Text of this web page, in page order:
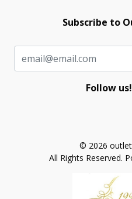
Subscribe to
Follow us!
© 2026
All Rights Reserved.